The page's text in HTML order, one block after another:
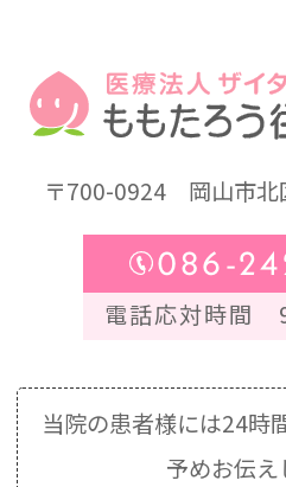
〒700-0924岡山市北
086-
電話応対時間
当院の患者様には24時
予めお伝え